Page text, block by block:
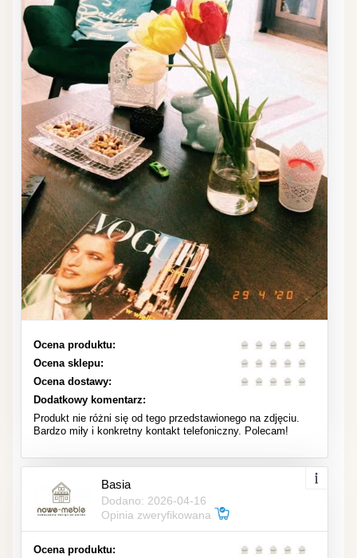
Ocena produktu:
Ocena sklepu:
Ocena dostawy:
Dodatkowy komentarz:
Produkt nie różni się od tego przedstawionego na zdjęciu.
Bardzo miły i konkretny kontakt telefoniczny. Polecam!
Basia
Dodano: 2026-04-16
Opinia zweryfikowana
Ocena produktu: